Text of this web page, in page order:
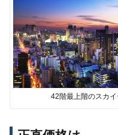
42階最上階のスカ